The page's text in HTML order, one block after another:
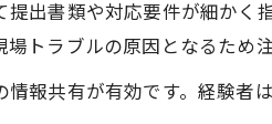
公共工事現場で求
岡崎市仕様書に基
公共工事現場での
出書類や対応要件が細か
トラブルの原因となるため
報共有が有効です。経験